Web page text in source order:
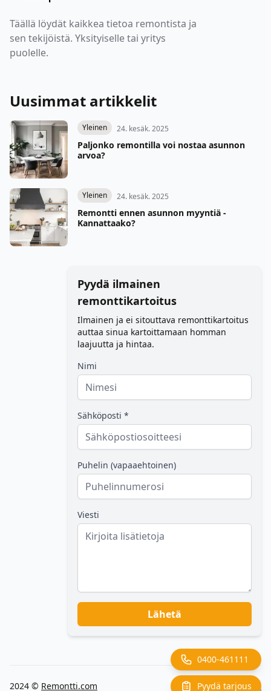
0400-461111
Pyydä tarjous
Täällä löydät kaikkea tietoa remontista ja
sen tekijöistä. Yksityiselle tai yritys
puolelle.
Uusimmat artikkelit
Yleinen 24. kesäk. 2025
Paljonko remontilla voi nostaa asunnon
arvoa?
Yleinen 24. kesäk. 2025
Remontti ennen asunnon myyntiä -
Kannattaako?
Pyydä ilmainen
remonttikartoitus
Ilmainen ja ei sitouttava remonttikartoitus
auttaa sinua kartoittamaan homman
laajuutta ja hintaa.
Nimi
Sähköposti *
Puhelin (vapaaehtoinen)
Viesti
Lähetä
2024 © Remontti.com Back to top